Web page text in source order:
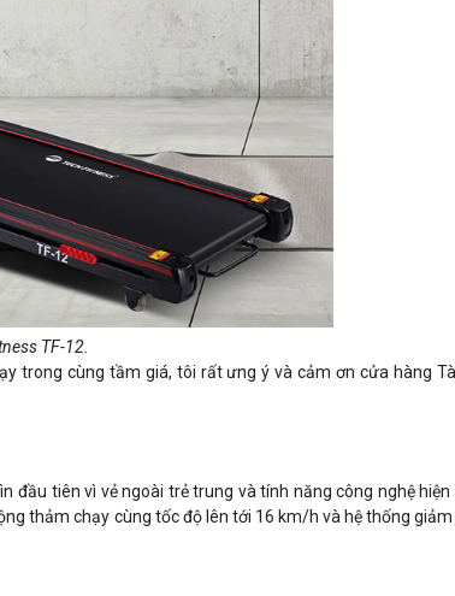
TF-12.
trong cùng tầm giá, tôi rất ưng ý và cảm ơn cửa hàng
đầu tiên vì vẻ ngoài trẻ trung và tính năng công nghệ hiện
thảm chạy cùng tốc độ lên tới 16 km/h và hệ thống giảm